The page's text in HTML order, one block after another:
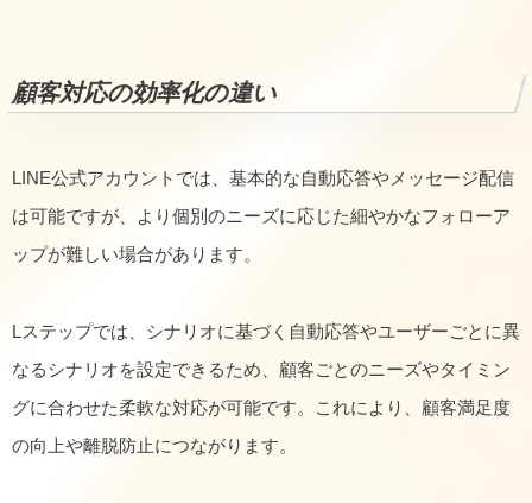
顧客対応の効率化の違い
LINE公式アカウントでは、基本的な自動応答やメッセージ配信
は可能ですが、より個別のニーズに応じた細やかなフォローア
ップが難しい場合があります。
Lステップでは、シナリオに基づく自動応答やユーザーごとに異
なるシナリオを設定できるため、顧客ごとのニーズやタイミン
グに合わせた柔軟な対応が可能です。これにより、顧客満足度
の向上や離脱防止につながります。